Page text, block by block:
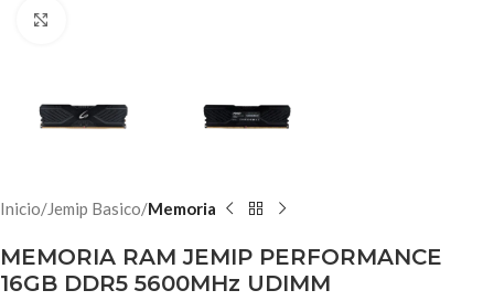
Inicio Jemip Basico Memoria
MEMORIA RAM JEMIP PERFORMANCE
16GB DDR5 5600MHz UDIMM